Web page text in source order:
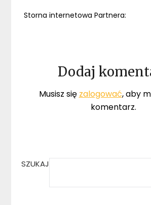
Storna internetowa Partnera:
Dodaj
Musisz się zalogować, aby
komentarz.
SZUKAJ